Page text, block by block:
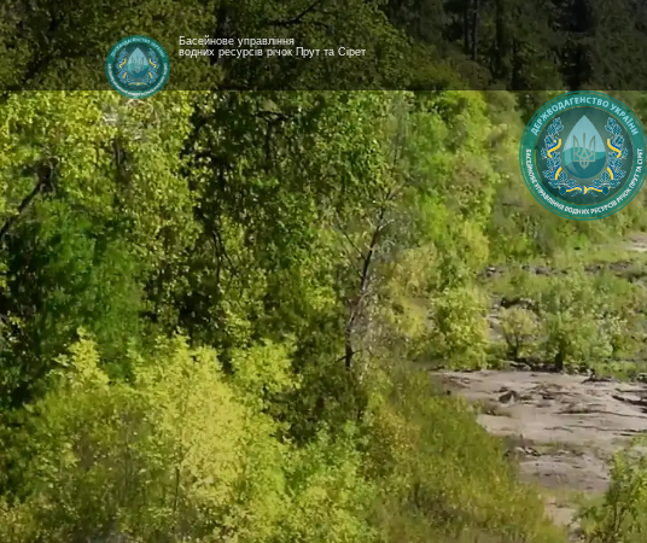
[newyear_garland]
Басейнове управління
водних ресурсів річок Прут та Сірет